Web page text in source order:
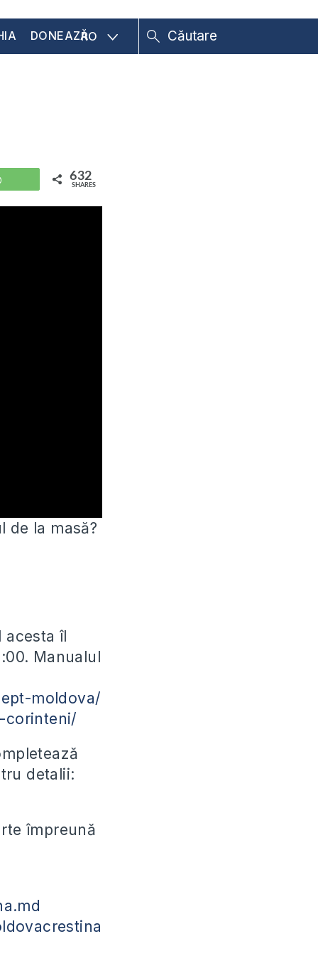
DONEAZĂRO
WhatsApp 632
SHARES
de la masă?
îl
Manualul
moldova/
corinteni/
detalii:
împreună